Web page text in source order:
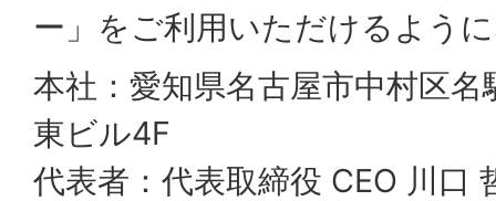
ー」をご利用いただけるよう
本社：愛知県名古屋市中村区
東ビル4F
代表者：代表取締役 CEO 川口